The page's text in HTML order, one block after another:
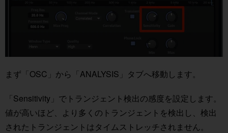
まず「OSC」から「ANALYSIS」タブへ移動します。
「Sensitivity」でトランジェント検出の感度を設定します。
値が高いほど、より多くのトランジェントを検出し、検出
されたトランジェントはタイムストレッチされません。